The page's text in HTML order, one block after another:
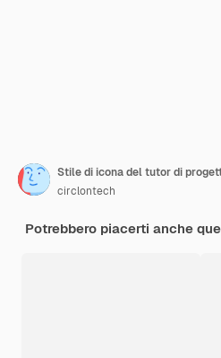
Stile di icona del tutor di
circlontech
Potrebbero piacerti anche